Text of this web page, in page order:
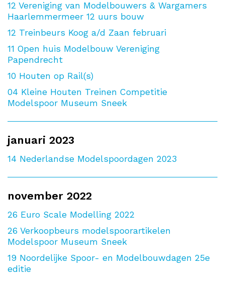
12 Vereniging van Modelbouwers & Wargamers
Haarlemmermeer 12 uurs bouw
12 Treinbeurs Koog a/d Zaan februari
11 Open huis Modelbouw Vereniging
Papendrecht
10 Houten op Rail(s)
04 Kleine Houten Treinen Competitie
Modelspoor Museum Sneek
januari 2023
14 Nederlandse Modelspoordagen 2023
november 2022
26 Euro Scale Modelling 2022
26 Verkoopbeurs modelspoorartikelen
Modelspoor Museum Sneek
19 Noordelijke Spoor- en Modelbouwdagen 25e
editie